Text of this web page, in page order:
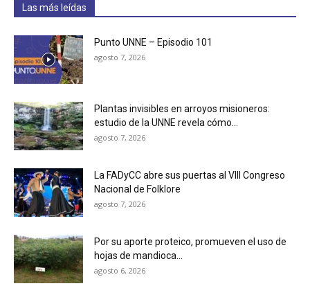
Las más leídas
Punto UNNE – Episodio 101
agosto 7, 2026
Plantas invisibles en arroyos misioneros:
estudio de la UNNE revela cómo...
agosto 7, 2026
La FADyCC abre sus puertas al VIII Congreso
Nacional de Folklore
agosto 7, 2026
Por su aporte proteico, promueven el uso de
hojas de mandioca...
agosto 6, 2026